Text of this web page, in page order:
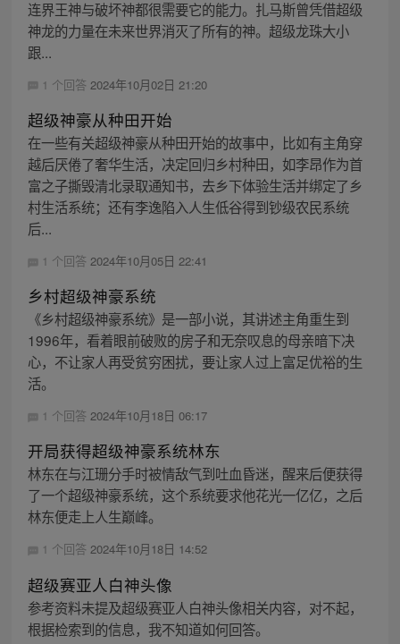
连界王神与破坏神都很需要它的能力。扎马斯曾凭借超级
神龙的力量在未来世界消灭了所有的神。超级龙珠大小
跟...
1 个回答 2024年10月02日 21:20
超级神豪从种田开始
在一些有关超级神豪从种田开始的故事中，比如有主角穿
越后厌倦了奢华生活，决定回归乡村种田，如李昂作为首
富之子撕毁清北录取通知书，去乡下体验生活并绑定了乡
村生活系统；还有李逸陷入人生低谷得到钞级农民系统
后...
1 个回答 2024年10月05日 22:41
乡村超级神豪系统
《乡村超级神豪系统》是一部小说，其讲述主角重生到
1996年，看着眼前破败的房子和无奈叹息的母亲暗下决
心，不让家人再受贫穷困扰，要让家人过上富足优裕的生
活。
1 个回答 2024年10月18日 06:17
开局获得超级神豪系统林东
林东在与江珊分手时被情敌气到吐血昏迷，醒来后便获得
了一个超级神豪系统，这个系统要求他花光一亿亿，之后
林东便走上人生巅峰。
1 个回答 2024年10月18日 14:52
超级赛亚人白神头像
参考资料未提及超级赛亚人白神头像相关内容，对不起，
根据检索到的信息，我不知道如何回答。